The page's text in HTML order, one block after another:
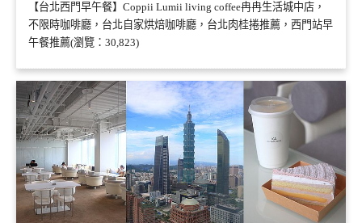
【台北西門早午餐】Coppii Lumii living coffee冉冉生活城中店，
不限時咖啡廳，台北自家烘焙咖啡廳，台北肉桂捲推薦，西門站早
午餐推薦(瀏覽：30,823)